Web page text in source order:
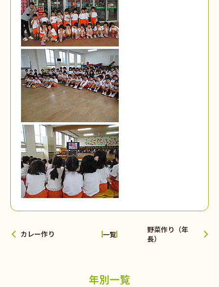
カレー作り 一覧
野菜作り（年
長）
年別一覧